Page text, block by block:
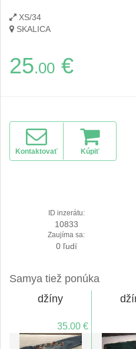
XS/34
SKALICA
25.00 €
Kontaktovať Kúpiť
ID inzerátu:
10833
Zaujíma sa:
0 ľudí
Samya tiež ponúka
džíny
35.00 €